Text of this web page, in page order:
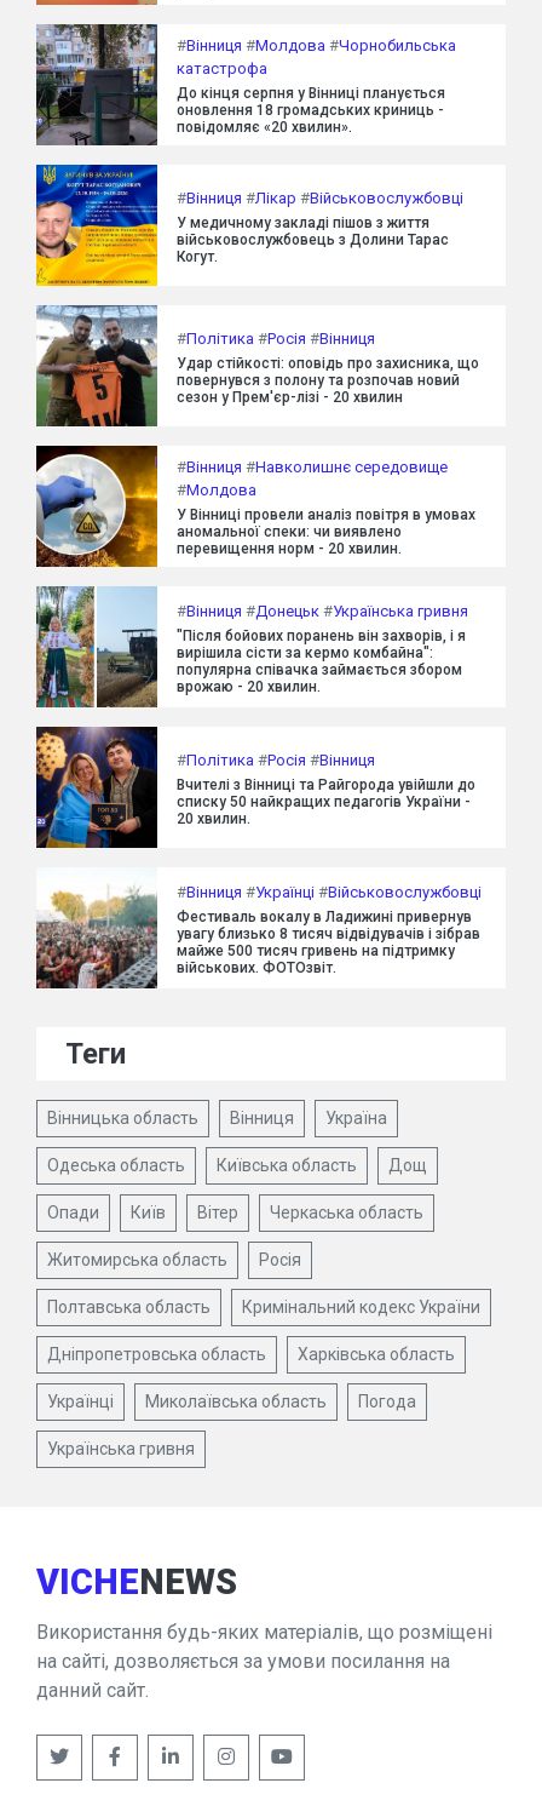
#Вінниця #Молдова #Чорнобильська
катастрофа
До кінця серпня у Вінниці планується
оновлення 18 громадських криниць -
повідомляє «20 хвилин».
#Вінниця #Лікар #Військовослужбовці
У медичному закладі пішов з життя
військовослужбовець з Долини Тарас
Когут.
#Політика #Росія #Вінниця
Удар стійкості: оповідь про захисника, що
повернувся з полону та розпочав новий
сезон у Прем'єр-лізі - 20 хвилин
#Вінниця #Навколишнє середовище
#Молдова
У Вінниці провели аналіз повітря в умовах
аномальної спеки: чи виявлено
перевищення норм - 20 хвилин.
#Вінниця #Донецьк #Українська гривня
"Після бойових поранень він захворів, і я
вирішила сісти за кермо комбайна":
популярна співачка займається збором
врожаю - 20 хвилин.
#Політика #Росія #Вінниця
Вчителі з Вінниці та Райгорода увійшли до
списку 50 найкращих педагогів України -
20 хвилин.
#Вінниця #Українці #Військовослужбовці
Фестиваль вокалу в Ладижині привернув
увагу близько 8 тисяч відвідувачів і зібрав
майже 500 тисяч гривень на підтримку
військових. ФОТОзвіт.
Теги
Вінницька область Вінниця Україна
Одеська область Київська область Дощ
Опади Київ Вітер Черкаська область
Житомирська область Росія
Полтавська область Кримінальний кодекс України
Дніпропетровська область Харківська область
Українці Миколаївська область Погода
Українська гривня
VICHENEWS
Використання будь-яких матеріалів, що розміщені
на сайті, дозволяється за умови посилання на
данний сайт.